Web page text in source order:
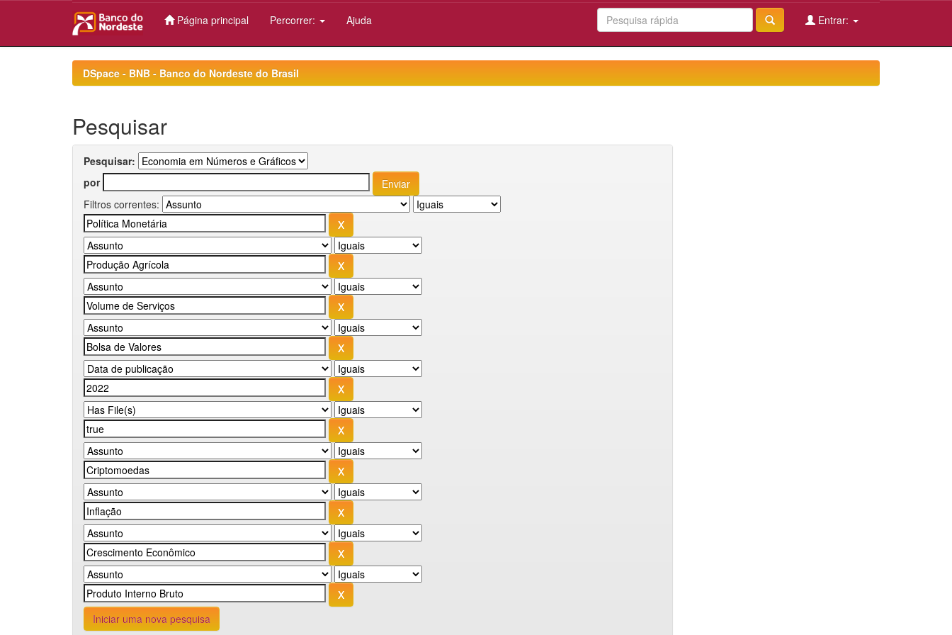
Página principal Percorrer: Ajuda Entrar:
DSpace - BNB - Banco do Nordeste do Brasil
Pesquisar
Pesquisar:
por
Filtros correntes:
Iniciar uma nova pesquisa